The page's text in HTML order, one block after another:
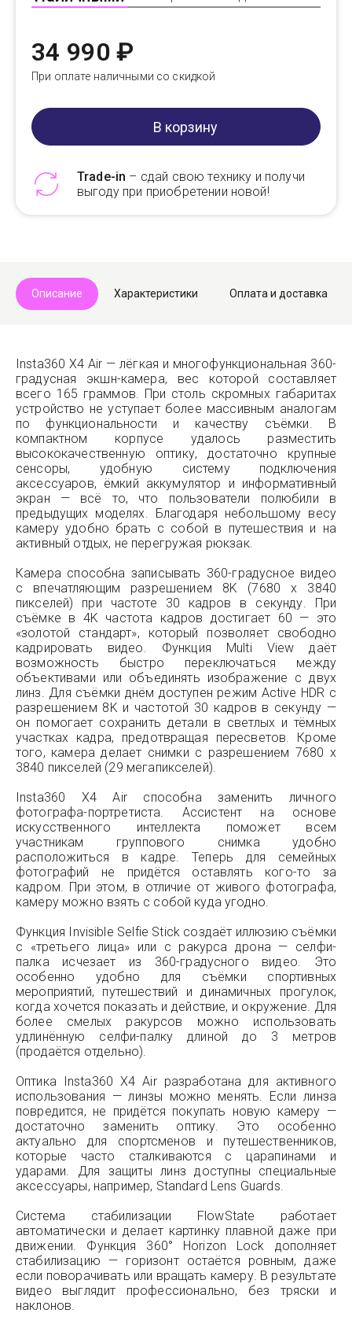
34 990 ₽
При оплате наличными со скидкой
В корзину
Trade-in – сдай свою технику и получи
выгоду при приобретении новой!
Описание Характеристики Оплата и доставка
Insta360 X4 Air — лёгкая и многофункциональная 360-
градусная экшн-камера, вес которой составляет
всего 165 граммов. При столь скромных габаритах
устройство не уступает более массивным аналогам
по функциональности и качеству съёмки. В
компактном корпусе удалось разместить
высококачественную оптику, достаточно крупные
сенсоры, удобную систему подключения
аксессуаров, ёмкий аккумулятор и информативный
экран — всё то, что пользователи полюбили в
предыдущих моделях. Благодаря небольшому весу
камеру удобно брать с собой в путешествия и на
активный отдых, не перегружая рюкзак.
Камера способна записывать 360-градусное видео
с впечатляющим разрешением 8K (7680 x 3840
пикселей) при частоте 30 кадров в секунду. При
съёмке в 4K частота кадров достигает 60 — это
«золотой стандарт», который позволяет свободно
кадрировать видео. Функция Multi View даёт
возможность быстро переключаться между
объективами или объединять изображение с двух
линз. Для съёмки днём доступен режим Active HDR с
разрешением 8K и частотой 30 кадров в секунду —
он помогает сохранить детали в светлых и тёмных
участках кадра, предотвращая пересветов. Кроме
того, камера делает снимки с разрешением 7680 x
3840 пикселей (29 мегапикселей).
Insta360 X4 Air способна заменить личного
фотографа-портретиста. Ассистент на основе
искусственного интеллекта поможет всем
участникам группового снимка удобно
расположиться в кадре. Теперь для семейных
фотографий не придётся оставлять кого-то за
кадром. При этом, в отличие от живого фотографа,
камеру можно взять с собой куда угодно.
Функция Invisible Selfie Stick создаёт иллюзию съёмки
с «третьего лица» или с ракурса дрона — селфи-
палка исчезает из 360-градусного видео. Это
особенно удобно для съёмки спортивных
мероприятий, путешествий и динамичных прогулок,
когда хочется показать и действие, и окружение. Для
более смелых ракурсов можно использовать
удлинённую селфи-палку длиной до 3 метров
(продаётся отдельно).
Оптика Insta360 X4 Air разработана для активного
использования — линзы можно менять. Если линза
повредится, не придётся покупать новую камеру —
достаточно заменить оптику. Это особенно
актуально для спортсменов и путешественников,
которые часто сталкиваются с царапинами и
ударами. Для защиты линз доступны специальные
аксессуары, например, Standard Lens Guards.
Система стабилизации FlowState работает
автоматически и делает картинку плавной даже при
движении. Функция 360° Horizon Lock дополняет
стабилизацию — горизонт остаётся ровным, даже
если поворачивать или вращать камеру. В результате
видео выглядит профессионально, без тряски и
наклонов.